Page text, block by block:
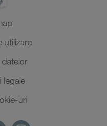
utilizare
legale
uri